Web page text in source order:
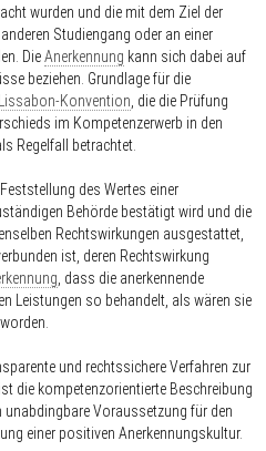
wurden und die mit dem Ziel der
Studiengang oder an einer
DieAnerkennung kann sich dabei auf
beziehen. Grundlage für die
Lissabon-Konvention , die die Prüfung
im Kompetenzerwerb in den
Regelfall betrachtet.
des Wertes einer
Behörde bestätigt wird und die
Rechtswirkungen ausgestattet,
ist, deren Rechtswirkung
, dass die anerkennende
Leistungen so behandelt, als wären sie
und rechtssichere Verfahren zur
die kompetenzorientierte Beschreibung
Voraussetzung für den
einer positiven Anerkennungskultur.